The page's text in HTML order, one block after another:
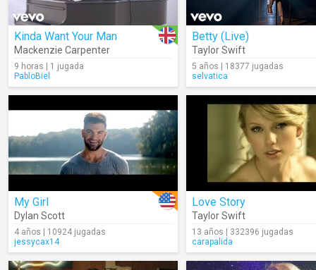
Kinda Want Your Man
Mackenzie Carpenter
9 horas | 1 jugada
PabloBiel
Betty (Live)
Taylor Swift
5 años | 18377 jugadas
selvatica
My Girl
Dylan Scott
4 años | 10924 jugadas
jessycax14
Love Story
Taylor Swift
13 años | 332396 jugadas
carapalida